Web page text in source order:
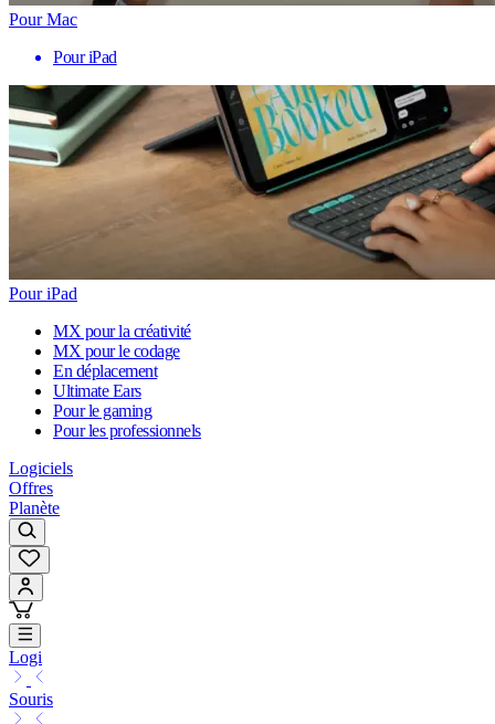
Pour Mac
Pour iPad
Pour iPad
MX pour la créativité
MX pour le codage
En déplacement
Ultimate Ears
Pour le gaming
Pour les professionnels
Logiciels
Offres
Planète
Logi
Souris